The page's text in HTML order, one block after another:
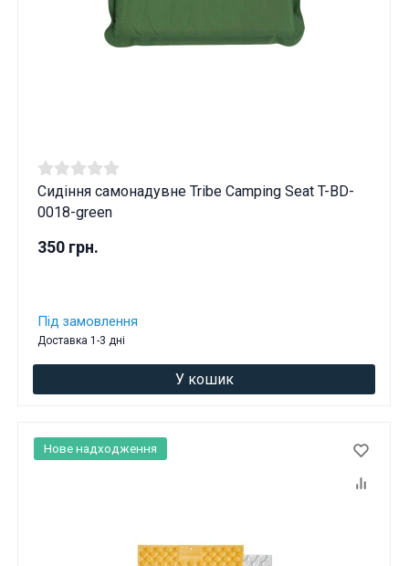
Сидіння самонадувне Tribe Camping Seat T-BD-
0018-green
350 грн.
Під замовлення
Доставка 1-3 дні
У кошик
Нове надходження